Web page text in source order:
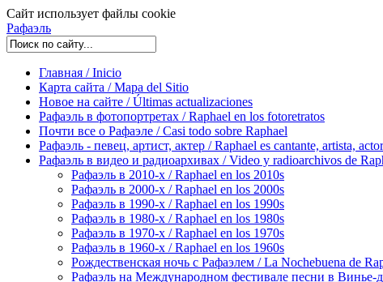
Сайт использует файлы cookie
Рафаэль
Главная / Inicio
Карта сайта / Mapa del Sitio
Новое на сайте / Últimas actualizaciones
Рафаэль в фотопортретах / Raphael en los fotoretratos
Почти все о Рафаэле / Casi todo sobre Raphael
Рафаэль - певец, артист, актер / Raphael es cantante, artista, actor
Рафаэль в видео и радиоархивах / Video y radioarchivos de
Рафаэль в 2010-х / Raphael en los 2010s
Рафаэль в 2000-х / Raphael en los 2000s
Рафаэль в 1990-х / Raphael en los 1990s
Рафаэль в 1980-х / Raphael en los 1980s
Рафаэль в 1970-х / Raphael en los 1970s
Рафаэль в 1960-х / Raphael en los 1960s
Рождественская ночь с Рафаэлем / La Nochebuena de
Рафаэль на Международном фестивале песни в Винье-